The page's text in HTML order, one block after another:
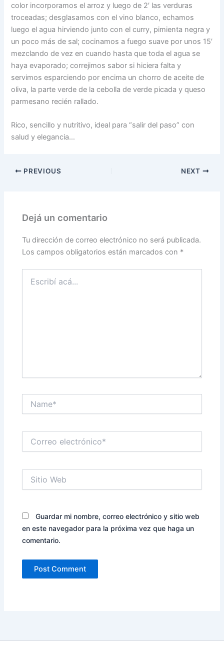
color incorporamos el arroz y luego de 2′ las verduras
troceadas; desglasamos con el vino blanco, echamos
luego el agua hirviendo junto con el curry, pimienta negra y
un poco más de sal; cocinamos a fuego suave por unos 15′
mezclando de vez en cuando hasta que toda el agua se
haya evaporado; correjimos sabor si hiciera falta y
servimos esparciendo por encima un chorro de aceite de
oliva, la parte verde de la cebolla de verde picada y queso
parmesano recién rallado.
Rico, sencillo y nutritivo, ideal para “salir del paso” con
salud y elegancia…
PREVIOUS NEXT
Dejá un comentario
Tu dirección de correo electrónico no será publicada.
Los campos obligatorios están marcados con *
acá...
electrónico*
Web
Guardar mi nombre, correo electrónico y sitio web
en este navegador para la próxima vez que haga un
comentario.